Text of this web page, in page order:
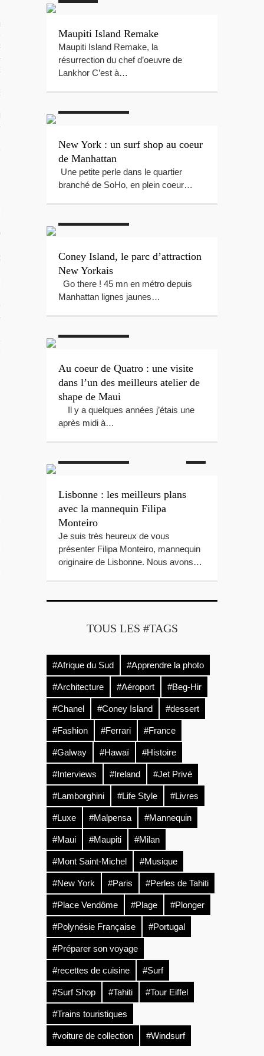
Polynésie
VIDÉOS
LOCAUX
EN FAMILLE : LE LIVRE
SUR L’ÉQUIPAGE DE BEG-HIR
Maupiti Island Remake
Maupiti Island Remake, la
résurrection du chef d’oeuvre de
Lankhor C’est à…
New York : un surf shop au coeur
de Manhattan
Une petite perle dans le quartier
branché de SoHo, en plein coeur…
Coney Island, le parc d’attraction
New Yorkais
Go there ! 45 mn en métro depuis
Manhattan lignes jaunes…
Au coeur de Quatro : une visite
dans l’un des meilleurs atelier de
shape de Maui
Il y a quelques années j’étais une
après midi à…
#Fashion
#Interviews
Lisbonne : les meilleurs plans
avec la mannequin Filipa
Monteiro
Je suis très heureux de vous
présenter Filipa Monteiro, mannequin
originaire de Lisbonne. Nous avons…
TOUS LES #TAGS
#Afrique du Sud #Apprendre la photo
#Architecture #Aéroport #Beg-Hir
#Chanel #Coney Island #dessert
#Fashion #Ferrari #France
#Galway #Hawaï #Histoire
#Interviews #Ireland #Jet Privé
#Lamborghini #Life Style #Livres
#Luxe #Malpensa #Mannequin
#Maui #Maupiti #Milan
#Mont Saint-Michel #Musique
#New York #Paris #Perles de Tahiti
#Place Vendôme #Plage #Plonger
#Polynésie Française #Portugal
#Préparer son voyage
#recettes de cuisine #Surf
#Surf Shop #Tahiti #Tour Eiffel
#Trains touristiques
#voiture de collection #Windsurf